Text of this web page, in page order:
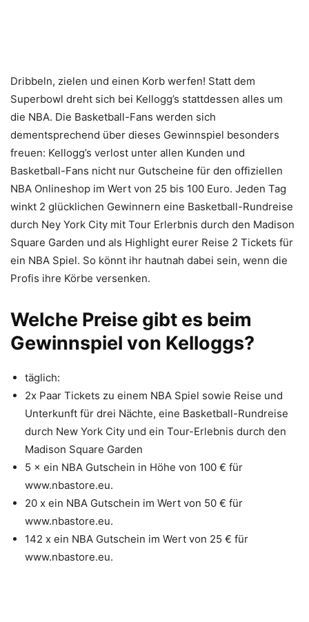
Dribbeln, zielen und einen Korb werfen! Statt dem
Superbowl dreht sich bei Kellogg’s stattdessen alles um
die NBA. Die Basketball-Fans werden sich
dementsprechend über dieses Gewinnspiel besonders
freuen: Kellogg’s verlost unter allen Kunden und
Basketball-Fans nicht nur Gutscheine für den offiziellen
NBA Onlineshop im Wert von 25 bis 100 Euro. Jeden Tag
winkt 2 glücklichen Gewinnern eine Basketball-Rundreise
durch Ney York City mit Tour Erlerbnis durch den Madison
Square Garden und als Highlight eurer Reise 2 Tickets für
ein NBA Spiel. So könnt ihr hautnah dabei sein, wenn die
Profis ihre Körbe versenken.
Welche Preise gibt es beim
Gewinnspiel von Kelloggs?
täglich:
2x Paar Tickets zu einem NBA Spiel sowie Reise und
Unterkunft für drei Nächte, eine Basketball-Rundreise
durch New York City und ein Tour-Erlebnis durch den
Madison Square Garden
5 × ein NBA Gutschein in Höhe von 100 € für
www.nbastore.eu.
20 x ein NBA Gutschein im Wert von 50 € für
www.nbastore.eu.
142 x ein NBA Gutschein im Wert von 25 € für
www.nbastore.eu.